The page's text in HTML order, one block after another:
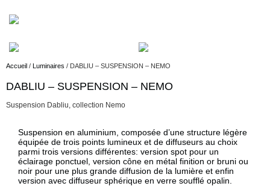
Accueil / Luminaires / DABLIU – SUSPENSION – NEMO
DABLIU – SUSPENSION – NEMO
Suspension Dabliu, collection Nemo
Description
Suspension en aluminium, composée d’une structure légère
équipée de trois points lumineux et de diffuseurs au choix
parmi trois versions différentes: version spot pour un
éclairage ponctuel, version cône en métal finition or bruni ou
noir pour une plus grande diffusion de la lumière et enfin
version avec diffuseur sphérique en verre soufflé opalin.